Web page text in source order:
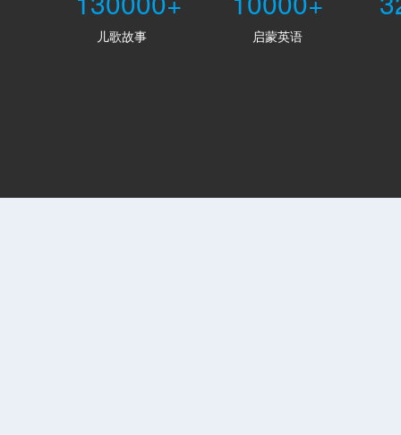
儿歌故事 启蒙英语